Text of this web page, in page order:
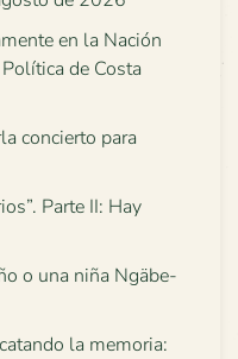
en la Nación
de Costa
concierto para
Parte II: Hay
o una niña Ngäbe-
la memoria: